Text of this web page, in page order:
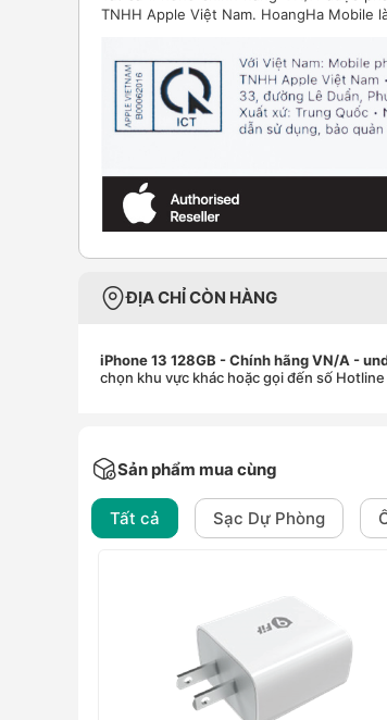
TNHH Apple Việt Nam. HoangHa Mobile
ĐỊA CHỈ CÒN HÀNG
iPhone 13 128GB - Chính hãng VN/A -
chọn khu vực khác hoặc gọi đến số Hotline
Sản phẩm mua cùng
Tất cả Sạc Dự Phòng